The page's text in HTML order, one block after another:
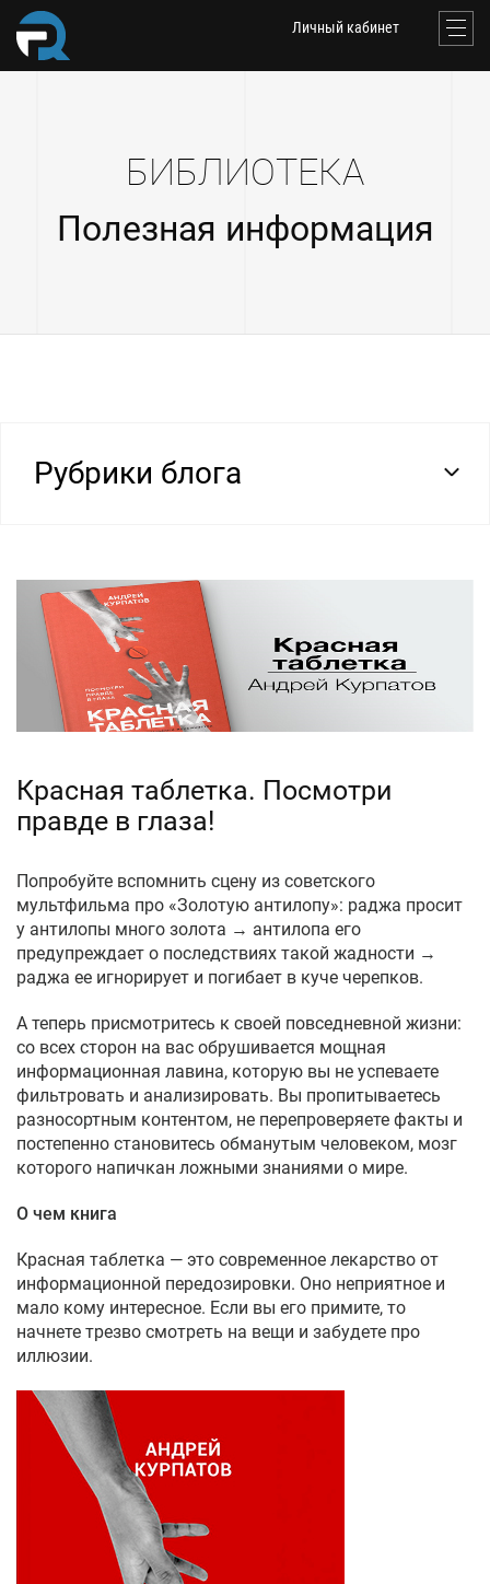
Личный кабинет
БИБЛИОТЕКА
Полезная информация
Рубрики блога
Красная таблетка. Посмотри
правде в глаза!
Попробуйте вспомнить сцену из советского
мультфильма про «Золотую антилопу»: раджа просит
у антилопы много золота → антилопа его
предупреждает о последствиях такой жадности →
раджа ее игнорирует и погибает в куче черепков.
А теперь присмотритесь к своей повседневной жизни:
со всех сторон на вас обрушивается мощная
информационная лавина, которую вы не успеваете
фильтровать и анализировать. Вы пропитываетесь
разносортным контентом, не перепроверяете факты и
постепенно становитесь обманутым человеком, мозг
которого напичкан ложными знаниями о мире.
О чем книга
Красная таблетка — это современное лекарство от
информационной передозировки. Оно неприятное и
мало кому интересное. Если вы его примите, то
начнете трезво смотреть на вещи и забудете про
иллюзии.